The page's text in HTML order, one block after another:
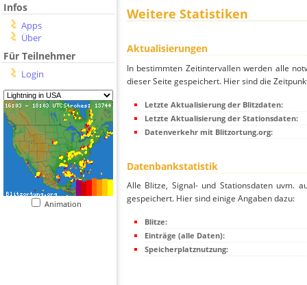
Infos
Apps
Über
Für Teilnehmer
Login
Animation
Weitere Statistiken
Aktualisierungen
In bestimmten Zeitintervallen werden alle
dieser Seite gespeichert. Hier sind die
Letzte Aktualisierung der Blitzdaten:
Letzte Aktualisierung der Stationsdaten:
Datenverkehr mit Blitzortung.org:
Datenbankstatistik
Alle Blitze, Signal- und Stationsdaten uvm.
gespeichert. Hier sind einige Angaben dazu:
Blitze:
Einträge (alle Daten):
Speicherplatznutzung: